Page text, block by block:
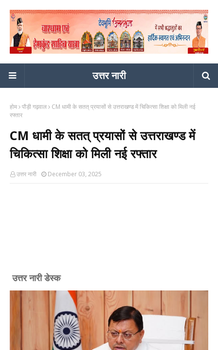
उत्तर नारी
होम पौड़ी गढ़वाल
CM धामी के सतत् प्रयासों से उत्तराखण्ड में चिकित्सा शिक्षा को मिली नई
रफ्तार
CM धामी के सतत् प्रयासों से उत्तराखण्ड में
चिकित्सा शिक्षा को मिली नई रफ्तार
उत्तर नारी December 03, 2025
उत्तर नारी डेस्क